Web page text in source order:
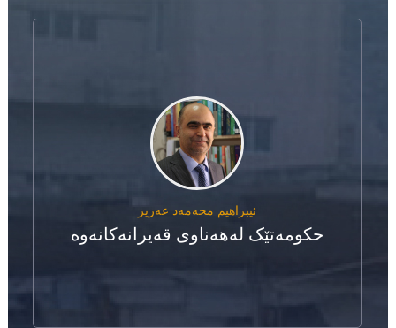
ئیبراهیم محه‌مه‌د عه‌زیز
حکومەتێک لەهەناوی قەیرانەکانەوە